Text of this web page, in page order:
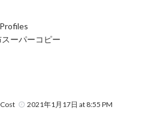
ーパーコピー
2021年1月17日 at 8:55 PM